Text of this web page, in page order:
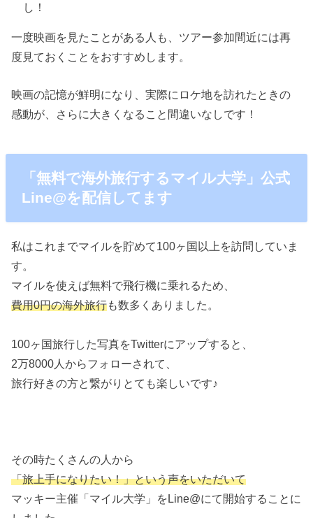
し！
一度映画を見たことがある人も、ツアー参加間近には再
度見ておくことをおすすめします。
映画の記憶が鮮明になり、実際にロケ地を訪れたときの
感動が、さらに大きくなること間違いなしです！
「無料で海外旅行するマイル大学」公式
Line@を配信してます
私はこれまでマイルを貯めて100ヶ国以上を訪問していま
す。
マイルを使えば無料で飛行機に乗れるため、
費用0円の海外旅行も数多くありました。
100ヶ国旅行した写真をTwitterにアップすると、
2万8000人からフォローされて、
旅行好きの方と繋がりとても楽しいです♪
その時たくさんの人から
「旅上手になりたい！」という声をいただいて
マッキー主催「マイル大学」をLine@にて開始することに